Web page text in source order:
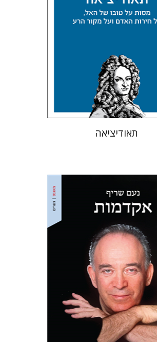
עכשיו בהנחה
$46
$34
תאודיציאה
נעם שריף
מתן חרמוני
הנחת אתר ספר מודפס